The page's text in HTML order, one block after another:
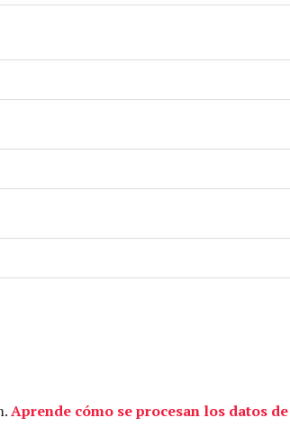
Aprende cómo se procesan los datos de